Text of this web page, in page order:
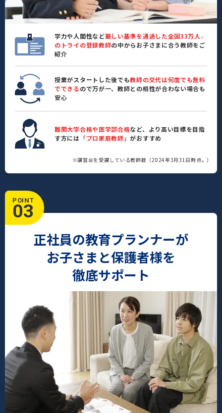
学力や人間性など厳しい基準を通過した全国33万人 ※
のトライの登録教師の中からお子さまに合う教師をご
紹介
授業がスタートした後でも教師の交代は何度でも無料
でできるので万が一、教師との相性が合わない場合も
安心
難関大学合格や医学部合格など、より高い目標を目指
す方には 「プロ家庭教師」がおすすめ
※講習会を受講している教師数（2024年3月31日時点。）
POINT
03
正社員の教育プランナーが
お子さまと保護者様を
徹底サポート